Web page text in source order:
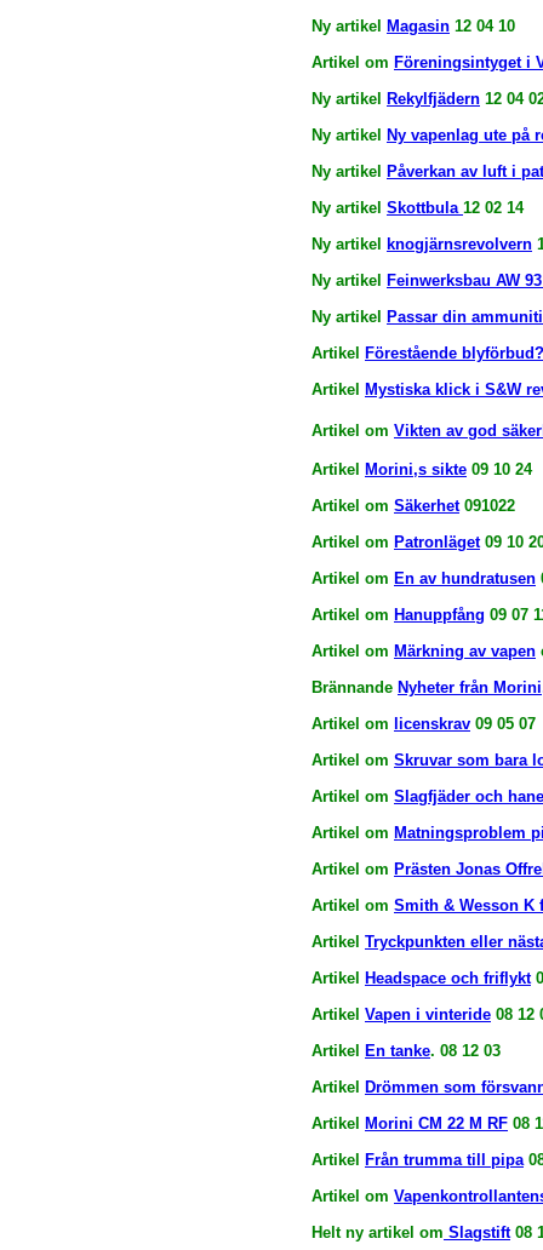
Ny artikel
Magasin 12 04 10
Artikel om Föreningsintyget i
Ny artikel
Rekylfjädern 12 04
Ny artikel
Ny vapenlag ute på
Ny artikel
Påverkan av luft i
Ny artikel Skottbula 12 02 14
Ny artikel
knogjärnsrevolvern
Ny artikel
Feinwerksbau AW
Ny artikel
Passar din
Artikel
Förestående
Artikel
Mystiska klick i S&W
Artikel om Vikten av god
Artikel Morini,s sikte 09 10 24
Artikel om Säkerhet091022
Artikel om Patronläget09 10
Artikel om En av hundratusen
Artikel om Hanuppfång 09 07
Artikel om Märkning av vapen
Brännande Nyheter från
Artikel om licenskrav 09 05 07
Artikel om Skruvar som bara
Artikel om Slagfjäder och hane
Artikel om Matningsproblem
Artikel om Prästen Jonas
Artikel om Smith & Wesson K
Artikel Tryckpunkten eller
Artikel
Headspace och friflykt
Artikel Vapen i vinteride 08 12
Artikel
En tanke. 08 12 03
Artikel
Drömmen som
Artikel
Morini CM 22 M RF 08
Artikel
Från trumma till pipa
Artikel om
Helt ny artikel om Slagstift08